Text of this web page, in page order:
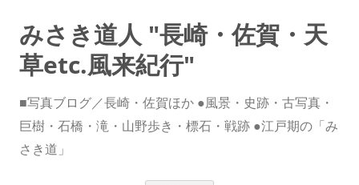
みさき道人 "長崎・佐賀・天
草etc.風来紀行"
■写真ブログ／長崎・佐賀ほか ●風景・史跡・古写真・
巨樹・石橋・滝・山野歩き・標石・戦跡 ●江戸期の「み
さき道」